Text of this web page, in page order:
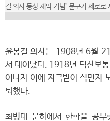
길 의사 동상 제막 기념’ 문구가 세로로
윤봉길 의사는 1908년 6월
서 태어났다. 1918년 덕산보
어나자 이에 자극받아 식민지
퇴했다.
최병대 문하에서 한학을 공